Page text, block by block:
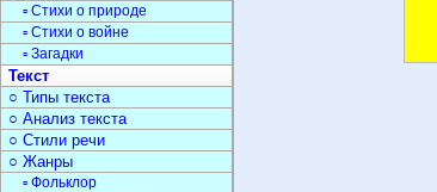
▫ Стихи о природе
▫ Стихи о войне
▫ Загадки
Текст
○ Типы текста
○ Анализ текста
○ Стили речи
○ Жанры
▫ Фольклор